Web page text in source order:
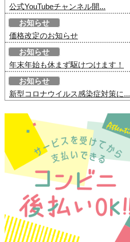
公式YouTubeチャンネル開...
お知らせ
価格改定のお知らせ
お知らせ
年末年始も休まず駆けつけます！
お知らせ
新型コロナウイルス感染症対策に...